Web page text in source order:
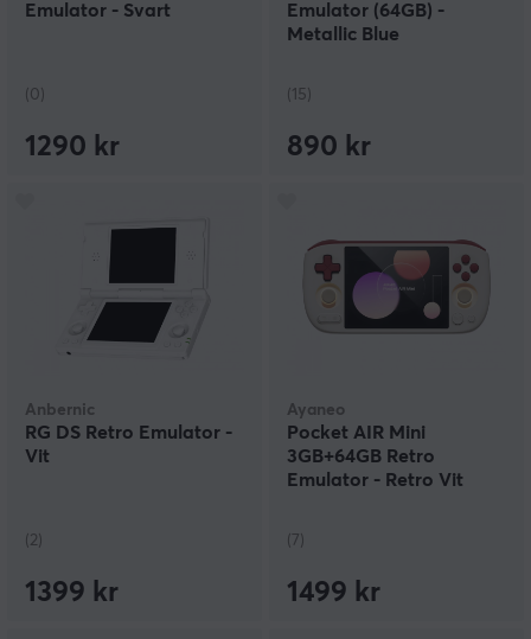
Emulator - Svart
(0)
1290 kr
Emulator (64GB) -
Metallic Blue
(15)
890 kr
Anbernic
RG DS Retro Emulator -
Vit
(2)
1399 kr
Ayaneo
Pocket AIR Mini
3GB+64GB Retro
Emulator - Retro Vit
(7)
1499 kr